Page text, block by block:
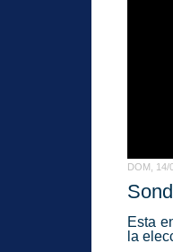
DOM, 14/
Esta
la